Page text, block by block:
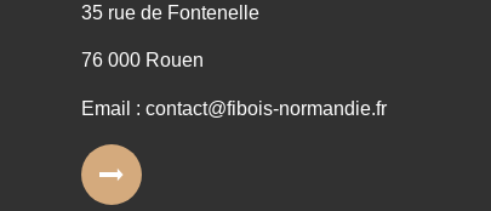
35 rue de Fontenelle
76 000 Rouen
Email : contact@fibois-normandie.fr